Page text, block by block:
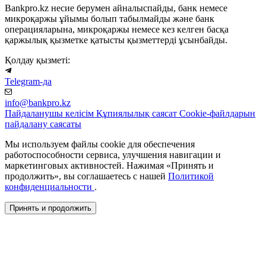
Bankpro.kz несие берумен айналыспайды, банк немесе
микроқаржы ұйымы болып табылмайды және банк
операцияларына, микроқаржы немесе кез келген басқа
қаржылық қызметке қатысты қызметтерді ұсынбайды.
Қолдау қызметі:
Telegram-да
info@bankpro.kz
Пайдаланушы келісім Құпиялылық саясат Cookie-файлдарын
пайдалану саясаты
Мы используем файлы cookie для обеспечения
работоспособности сервиса, улучшения навигации и
маркетинговых активностей. Нажимая «Принять и
продолжить», вы соглашаетесь с нашей Политикой
конфиденциальности .
Принять и продолжить